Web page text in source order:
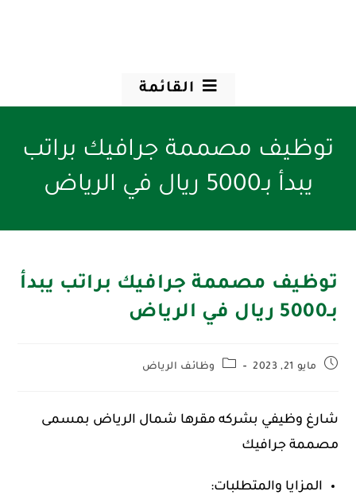
القائمة
توظيف مصممة جرافيك براتب
يبدأ بـ5000 ريال في الرياض
توظيف مصممة جرافيك براتب يبدأ
بـ5000 ريال في الرياض
مايو 21, 2023 وظائف الرياض
شارغ وظيفي بشركه مقرها شمال الرياض بمسمى
مصممة جرافيك
المزايا والمتطلبات: